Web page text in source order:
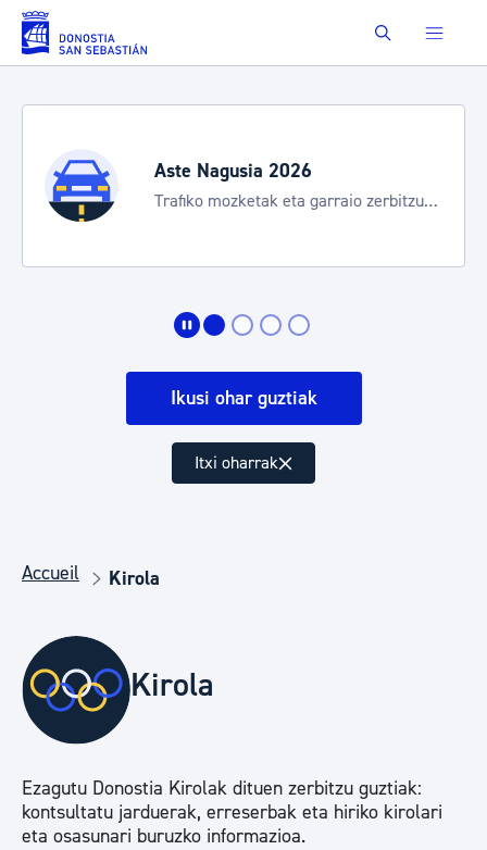
Saut au contenu principal Buscar
Aste Nagusia 2026
Trafiko mozketak eta garraio zerbitzu
Ikusi ohar guztiak
Itxi oharrak
Accueil Kirola
Kirola
Ezagutu Donostia Kirolak dituen zerbitzu guztiak:
kontsultatu jarduerak, erreserbak eta hiriko kirolari
eta osasunari buruzko informazioa.